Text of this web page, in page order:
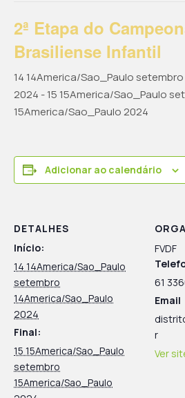
2ª Etapa do
Brasiliense Infantil
14 14America/Sao_Paulo
2024 -15 15America/Sao_Paulo
15America/Sao_Paulo 2024
Adicionar ao calendário
DETALHES
Início:
14 14America/Sao_Paulo
setembro
14America/Sao_Paulo
2024
Final:
15 15America/Sao_Paulo
setembro
15America/Sao_Paulo
FVDF
61
Email
r
Ver